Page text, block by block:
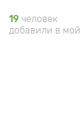
19 человек
добавили в